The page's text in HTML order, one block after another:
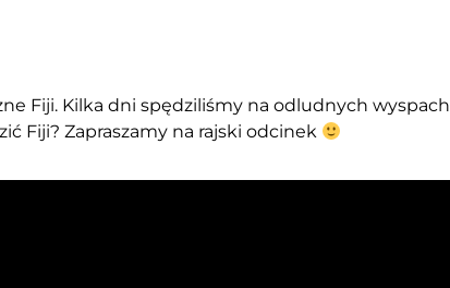
Fiji. Kilka dni spędziliśmy na odludnych wyspach
Fiji? Zapraszamy na rajski odcinek